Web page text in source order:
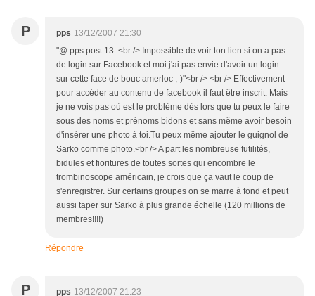
P pps 13/12/2007 21:30
"@ pps post 13 :<br /> Impossible de voir ton lien si on a pas
de login sur Facebook et moi j'ai pas envie d'avoir un login
sur cette face de bouc amerloc ;-)"<br /> <br /> Effectivement
pour accéder au contenu de facebook il faut être inscrit. Mais
je ne vois pas où est le problème dès lors que tu peux le faire
sous des noms et prénoms bidons et sans même avoir besoin
d'insérer une photo à toi.Tu peux même ajouter le guignol de
Sarko comme photo.<br /> A part les nombreuse futilités,
bidules et fioritures de toutes sortes qui encombre le
trombinoscope américain, je crois que ça vaut le coup de
s'enregistrer. Sur certains groupes on se marre à fond et peut
aussi taper sur Sarko à plus grande échelle (120 millions de
membres!!!!)
Répondre
P pps 13/12/2007 21:23